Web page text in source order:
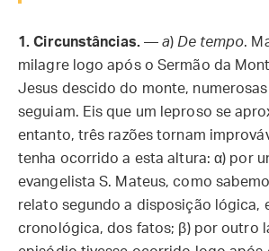
1. Circunstâncias. —a) De tempo.
milagre logo após o Sermão da
Jesus descido do monte,
seguiam. Eis que um leproso se
entanto, três razões tornam
tenha ocorrido a esta altura: α) por
evangelista S. Mateus, como
relato segundo a disposição lógica,
cronológica, dos fatos; β) por outro